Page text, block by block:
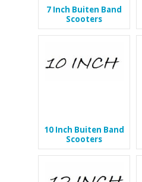
7 Inch Buiten Band
Scooters
10 Inch Buiten Band
Scooters